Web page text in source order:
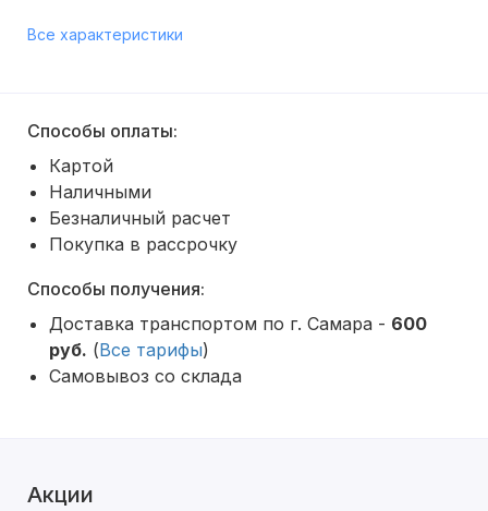
Все характеристики
Способы оплаты:
Картой
Наличными
Безналичный расчет
Покупка в рассрочку
Способы получения:
Доставка транспортом по г. Самара - 600
руб. (Все тарифы)
Самовывоз со склада
Акции